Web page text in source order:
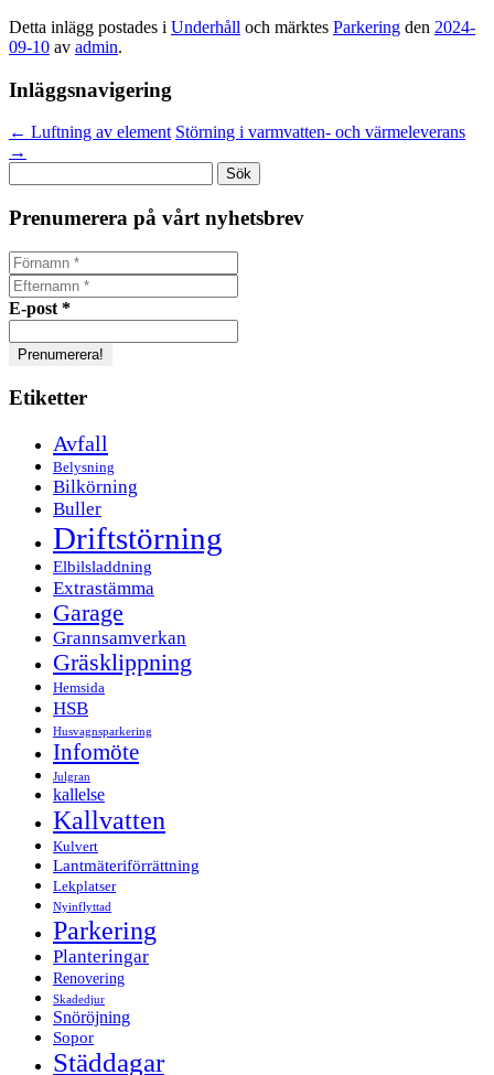
Detta inlägg postades i Underhåll och märktes Parkering den 2024-
09-10 av admin.
Inläggsnavigering
← Luftning av element Störning i varmvatten- och värmeleverans
→
efter:
Prenumerera på vårt nyhetsbrev
E-post *
Etiketter
Avfall
Belysning
Bilkörning
Buller
Driftstörning
Elbilsladdning
Extrastämma
Garage
Grannsamverkan
Gräsklippning
Hemsida
HSB
Husvagnsparkering
Infomöte
Julgran
kallelse
Kallvatten
Kulvert
Lantmäteriförrättning
Lekplatser
Nyinflyttad
Parkering
Planteringar
Renovering
Skadedjur
Snöröjning
Sopor
Städdagar